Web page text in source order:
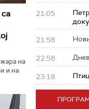
на
и на
21:05
21:58
22:58
23:18